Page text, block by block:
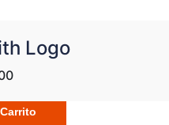
Logo